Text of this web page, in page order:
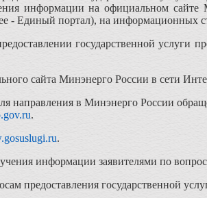
информации на официальном
- Единый портал), на информационных
государственной услуги
сайта Минэнерго России в сети
направления в Минэнерго России
.
.
информации заявителями по
предоставления государственной